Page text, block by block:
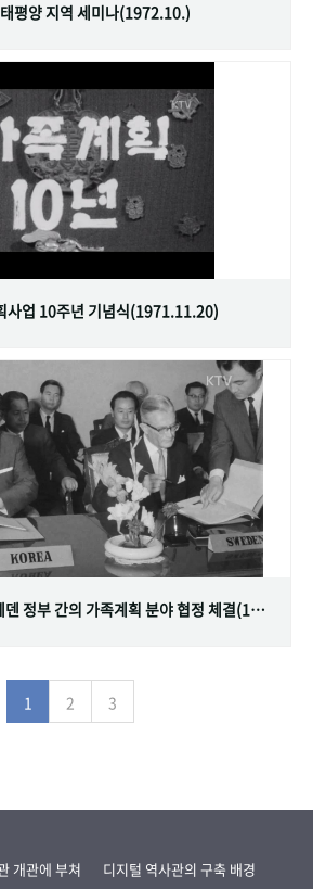
평양 지역 세미나(1972.10.)
사업 10주년 기념식(1971.11.20)
대한민국 정부와 스웨덴 정부 간의 가족계획 분야 협정 체결(1968.07.12)
1 2 3
개관에 부쳐
디지털 역사관의 구축 배경